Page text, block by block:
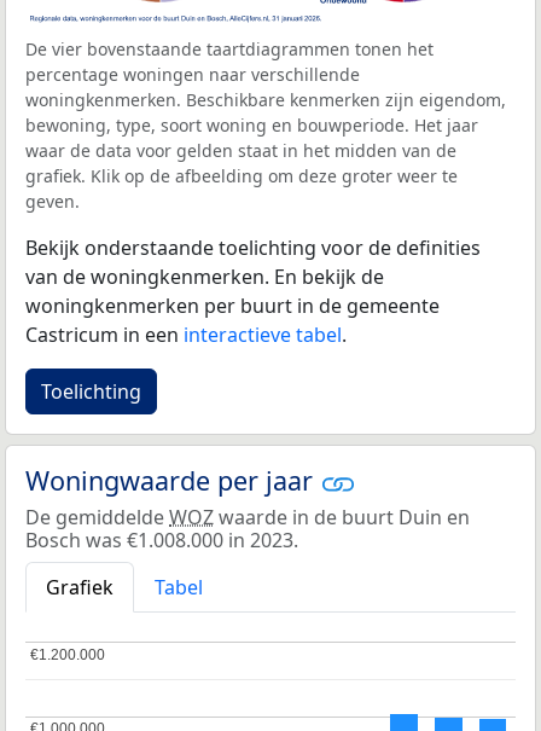
De vier bovenstaande taartdiagrammen tonen het
percentage woningen naar verschillende
woningkenmerken. Beschikbare kenmerken zijn eigendom,
bewoning, type, soort woning en bouwperiode. Het jaar
waar de data voor gelden staat in het midden van de
grafiek. Klik op de afbeelding om deze groter weer te
geven.
Bekijk onderstaande toelichting voor de definities
van de woningkenmerken. En bekijk de
woningkenmerken per buurt in de gemeente
Castricum in een interactieve tabel.
Toelichting
Woningwaarde per jaar
De gemiddeldeWOZwaarde in de buurt Duin en
Bosch was €1.008.000 in 2023.
Grafiek
Tabel
€1.200.000
€1.200.000